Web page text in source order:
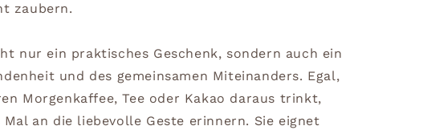
zaubern.
nur ein praktisches Geschenk, sondern auch ein
und des gemeinsamen Miteinanders. Egal,
Morgenkaffee, Tee oder Kakao daraus trinkt,
an die liebevolle Geste erinnern. Sie eignet